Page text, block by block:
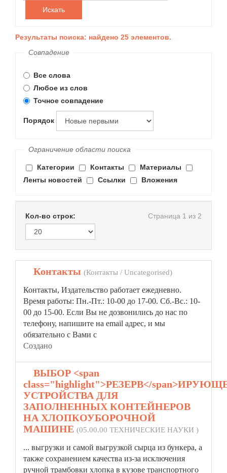
Искать
Результаты поиска: найдено 25 элементов.
Совпадение
Все слова
Любое из слов
Точное совпадение
Порядок
Ограничение области поиска
Категории Контакты
Материалы
Ленты новостей
Ссылки Вложения
Кол-во строк: Страница 1 из 2
Контакты (Контакты / Uncategorised)
Контакты, Издательство работает ежедневно.
Время работы: Пн.-Пт.: 10-00 до 17-00. Сб.-Вс.: 10-
00 до 15-00. Если Вы не дозвонились до нас по
телефону, напишите на email адрес, и мы
обязательно с Вами с
Создано
ВЫБОР <span
class="highlight">РЕЗЕРВ</
УСТРОЙСТВА ДЛЯ
ЗАПОЛНЕННЫХ КОНТЕЙНЕРОВ
НА ХЛОПКОУБОРОЧНОЙ
МАШИНЕ (05.00.00 ТЕХНИЧЕСКИЕ НАУКИ )
... выгрузки и самой выгрузкой сырца из бункера, а
также сохранением качества из-за исключения
ручной трамбовки хлопка в кузове транспортного